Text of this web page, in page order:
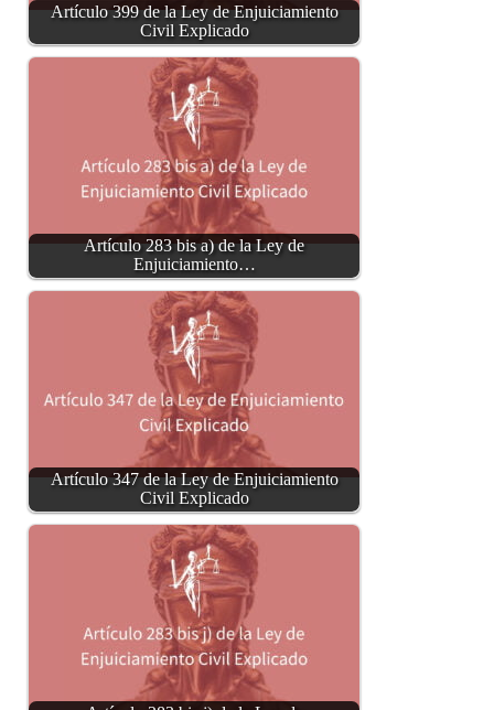
Artículo 399 de la Ley de Enjuiciamiento
Civil Explicado
Artículo 283 bis a) de la Ley de
Enjuiciamiento…
Artículo 347 de la Ley de Enjuiciamiento
Civil Explicado